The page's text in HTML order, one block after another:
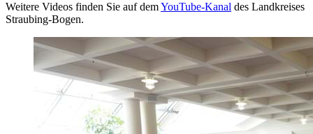
Weitere Videos finden Sie auf demYouTube-Kanal des Landkreises
Straubing-Bogen.